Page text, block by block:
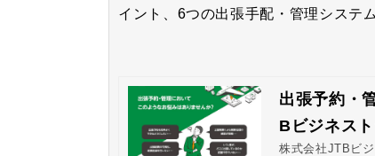
イント、6つの出張手配・管理システ
出張予約・
Bビジネス
株式会社JTBビ